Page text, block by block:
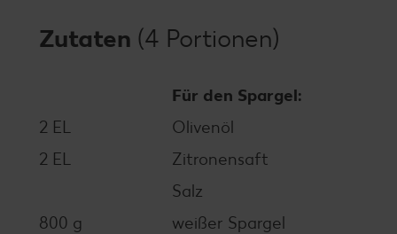
Zutaten (4 Portionen)
Für den Spargel:
2 EL
Olivenöl
2 EL
Zitronensaft
Salz
800 g
weißer Spargel